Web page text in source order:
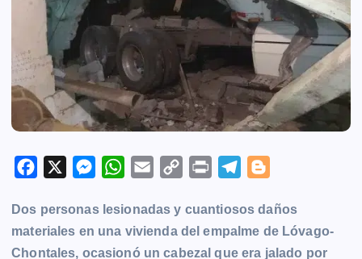
c
e
M
s
s
W
a
t
a
i
C
p
y
i
n
l
e
o
g
Dos personas lesionadas y cuantiosos daños
materiales en una vivienda del empalme de Lóvago-
Chontales, ocasionó un cabezal que era jalado por